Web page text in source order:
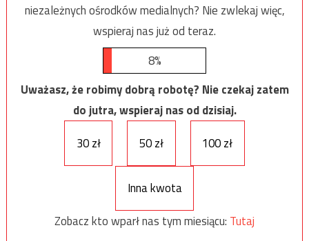
niezależnych ośrodków medialnych? Nie zwlekaj więc,
wspieraj nas już od teraz.
8%
Uważasz, że robimy dobrą robotę? Nie czekaj zatem
do jutra, wspieraj nas od dzisiaj.
30 zł
50 zł 100 zł
Inna kwota
Zobacz kto wparł nas tym miesiącu: Tutaj